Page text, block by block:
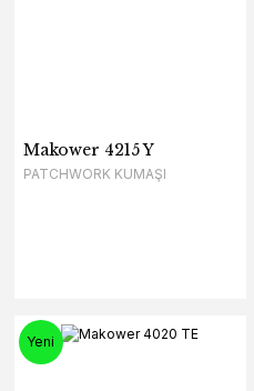
Makower 4215 Y
PATCHWORK KUMAŞI
Yeni